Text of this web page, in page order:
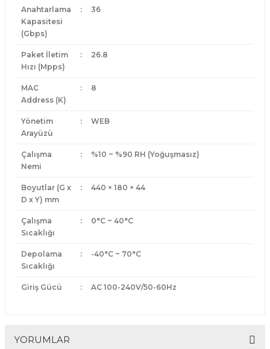
Anahtarlama
Kapasitesi
(Gbps)
: 36
Paket İletim
Hızı (Mpps)
: 26.8
MAC
Address (K)
: 8
Yönetim
Arayüzü
: WEB
Çalışma
Nemi
: %10 ~ %90 RH (Yoğuşmasız)
Boyutlar (G x
D x Y) mm
: 440 × 180 × 44
Çalışma
Sıcaklığı
: 0°C ~ 40°C
Depolama
Sıcaklığı
: -40°C ~ 70°C
Giriş Gücü : AC 100-240V/50-60Hz
YORUMLAR